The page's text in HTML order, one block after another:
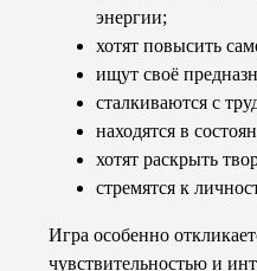
энергии;
хотят повысить
ищут своё
сталкиваются с
находятся в
хотят раскрыть
стремятся к
Игра особенно
чувствительностью и